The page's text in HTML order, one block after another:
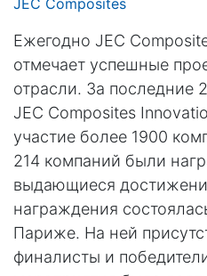
Ежегодно JEC
отмечает успешные
отрасли. За последние
JEC Composites
участие более 1900
214 компаний были
выдающиеся
награждения
Париже. На ней
финалисты и